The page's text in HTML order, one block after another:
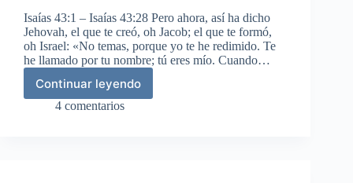
Isaías 43:1 – Isaías 43:28 Pero ahora, así ha dicho
Jehovah, el que te creó, oh Jacob; el que te formó,
oh Israel: «No temas, porque yo te he redimido. Te
he llamado por tu nombre; tú eres mío. Cuando…
Continuar leyendo
Jehová
es
4 comentarios